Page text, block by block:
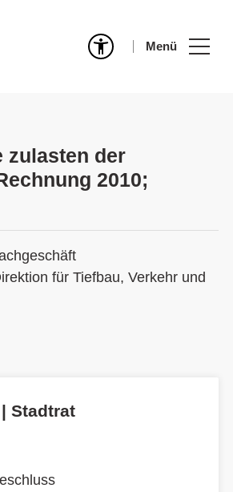
Menü
zulasten der
2010;
für Tiefbau, Verkehr und
Stadtrat